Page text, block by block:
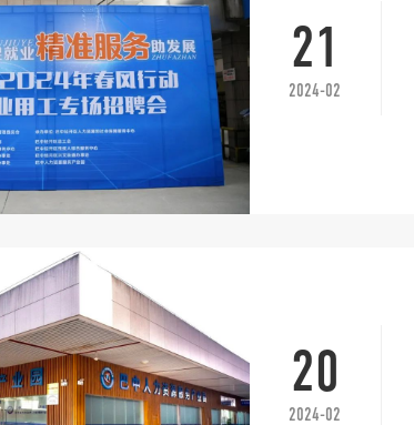
21
2024-02
20
2024-02